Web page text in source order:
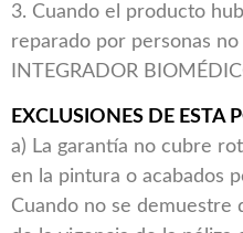
3. Cuando el producto
reparado por personas
INTEGRADOR
EXCLUSIONES DE ESTA
a) La garantía no cubre
en la pintura o acabados
Cuando no se